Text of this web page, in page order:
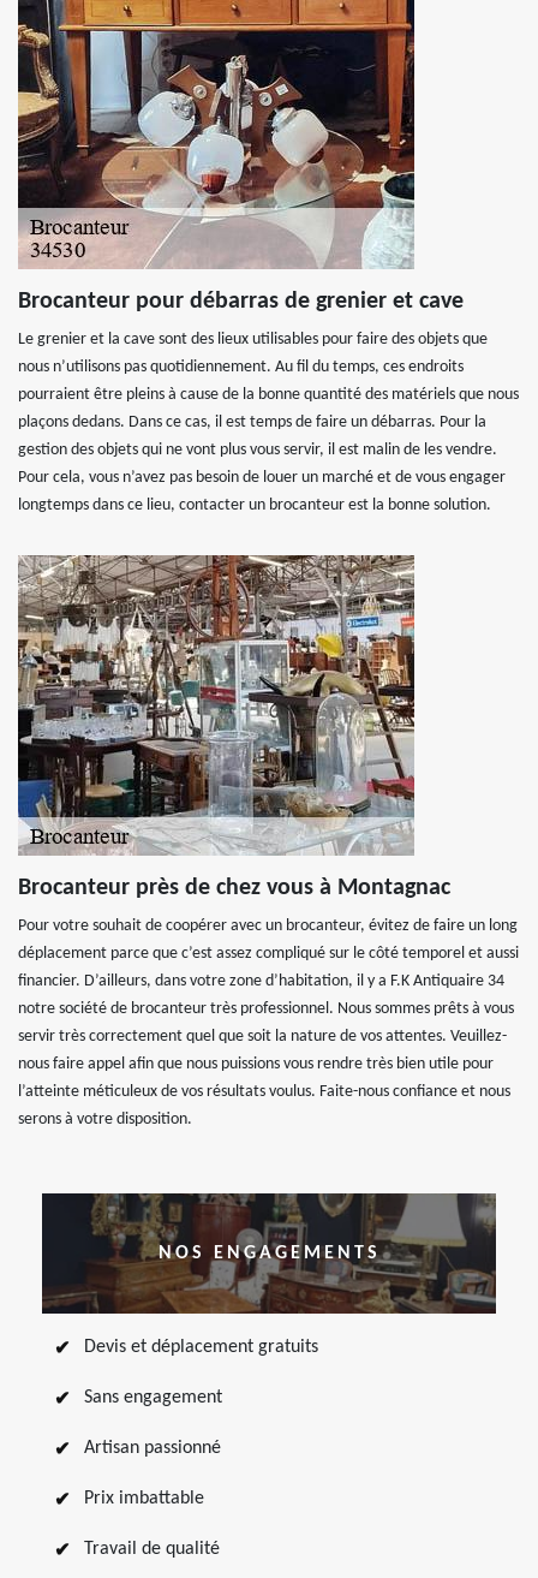
Brocanteur pour débarras de grenier et cave
Le grenier et la cave sont des lieux utilisables pour faire des objets que
nous n’utilisons pas quotidiennement. Au fil du temps, ces endroits
pourraient être pleins à cause de la bonne quantité des matériels que nous
plaçons dedans. Dans ce cas, il est temps de faire un débarras. Pour la
gestion des objets qui ne vont plus vous servir, il est malin de les vendre.
Pour cela, vous n’avez pas besoin de louer un marché et de vous engager
longtemps dans ce lieu, contacter un brocanteur est la bonne solution.
Brocanteur près de chez vous à Montagnac
Pour votre souhait de coopérer avec un brocanteur, évitez de faire un long
déplacement parce que c’est assez compliqué sur le côté temporel et aussi
financier. D’ailleurs, dans votre zone d’habitation, il y a F.K Antiquaire 34
notre société de brocanteur très professionnel. Nous sommes prêts à vous
servir très correctement quel que soit la nature de vos attentes. Veuillez-
nous faire appel afin que nous puissions vous rendre très bien utile pour
l’atteinte méticuleux de vos résultats voulus. Faite-nous confiance et nous
serons à votre disposition.
NOS ENGAGEMENTS
Devis et déplacement gratuits
Sans engagement
Artisan passionné
Prix imbattable
Travail de qualité